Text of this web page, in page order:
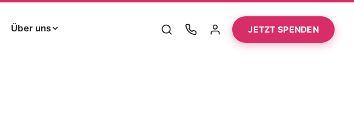
Über uns JETZT SPENDEN